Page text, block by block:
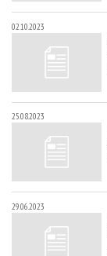
02.10.2023
25.08.2023
29.06.2023